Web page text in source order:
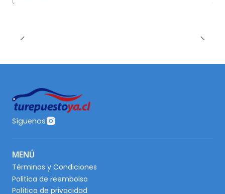
Síguenos
MENÚ
Términos y Condiciones
Politica de reembolso
Política de privacidad